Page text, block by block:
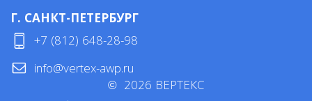
Г. САНКТ-ПЕТЕРБУРГ
+7 (812) 648-28-98
info@vertex-awp.ru
© 2026 ВЕРТЕКС